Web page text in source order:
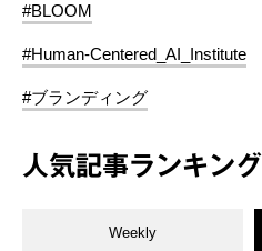
#BLOOM
#Human-Centered_AI_Institute
#ブランディング
人気記事ランキング
Weekly